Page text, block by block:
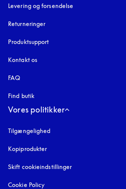
Levering og forsendelse
Returneringer
Produktsupport
Kontakt os
FAQ
Find butik
Vores politikker
Tilgængelighed
Kopiprodukter
Skift cookieindstillinger
Cookie Policy